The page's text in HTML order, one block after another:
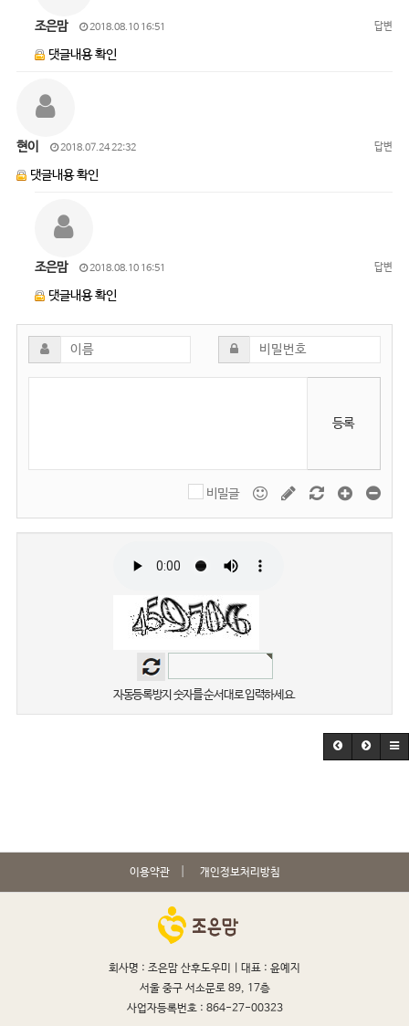
조은맘 2018.08.10 16:51 답변
댓글내용 확인
현이 2018.07.24 22:32 답변
댓글내용 확인
조은맘 2018.08.10 16:51 답변
댓글내용 확인
등록
비밀글
자동등록방지 숫자를 순서대로 입력하세요.
이용약관 개인정보처리방침
회사명 : 조은맘 산후도우미 | 대표 : 윤예지
서울 중구 서소문로 89, 17층
사업자등록번호 : 864-27-00323